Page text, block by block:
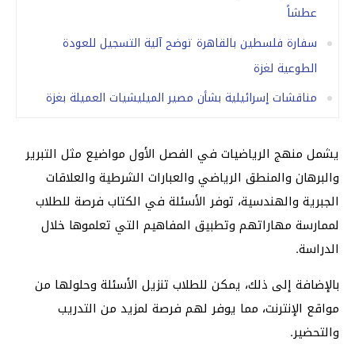
عطشاً
سفارة فلسطين بالقاهرة توضح آلية التسجيل للعودة
الطوعية لغزة
مناقشات إسرائيلية بشأن مصير الميليشيات العميلة بغزة
يشمل منهج الرياضيات في الفصل الأول مواضيع مثل التبرير
والبرهان والمنطق الرياضي والعبارات الشرطية والعلاقات
الجبرية والهندسية، توفر الأسئلة في الكتاب فرصة للطلاب
لممارسة مهاراتهم وتطبيق المفاهيم التي تعلموها خلال
الدراسة.
بالإضافة إلى ذلك، يمكن للطلاب تنزيل الأسئلة وحلولها من
مواقع الإنترنت، مما يوفر لهم فرصة لمزيد من التدريب
والتحضير.